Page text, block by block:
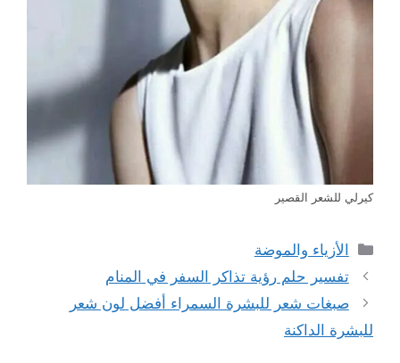
كيرلي للشعر القصير
التصنيفات
الأزياء والموضة
تفسير حلم رؤية تذاكر السفر في المنام
صبغات شعر للبشرة السمراء أفضل لون شعر
للبشرة الداكنة